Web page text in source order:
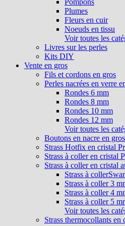
Pompons
Plumes
Fleurs en cuir
Noeuds en tissu
Voir toutes les
Livres sur les perles
Kits DIY
Vente en gros
Fils et cordons en gros
Perles nacrées en verre
Rondes 6 mm
Rondes 8 mm
Rondes 10 mm
Rondes 12 mm
Voir toutes les
Boutons en nacre en gros
Strass Hotfix en cristal
Strass à coller en cristal
Strass à coller en cristal
Strass à
Strass à coller 3
Strass à coller 4
Strass à coller 5
Voir toutes les
Strass thermocollants